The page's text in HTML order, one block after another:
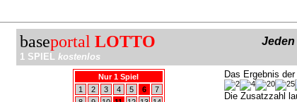
baseportal LOTTO
1 SPIEL kostenlos
Jeden
Nur 1 Spiel
1
2 3 4 5 6
7
Das Ergebnis
Die Zusatzzahl